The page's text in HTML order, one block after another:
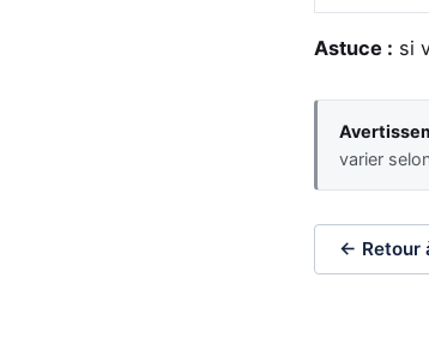
Astuce : si
varier
← Retour